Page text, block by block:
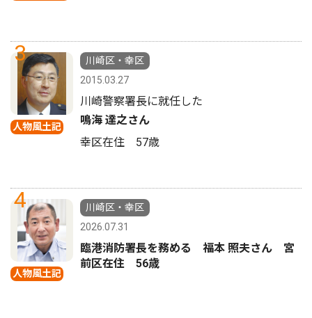
3
人物風土記
川崎区・幸区
2015.03.27
川崎警察署長に就任した
鳴海 達之さん
幸区在住 57歳
4
人物風土記
川崎区・幸区
2026.07.31
臨港消防署長を務める 福本 照夫さん 宮
前区在住 56歳